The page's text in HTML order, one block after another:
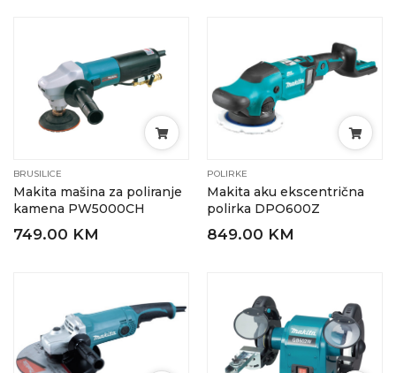
BRUSILICE
Makita mašina za poliranje
kamena PW5000CH
749.00 KM
POLIRKE
Makita aku ekscentrična
polirka DPO600Z
849.00 KM